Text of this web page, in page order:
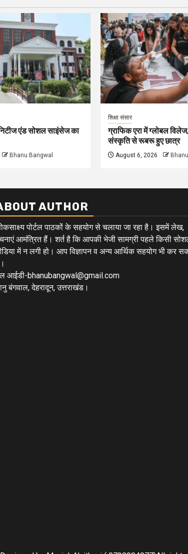
एंड सोशल साइंसेज का
Bhanu Bangwal
शिक्षा संसार
ग्राफिक एरा में ग्लोबल
संस्कृति से रूबरू हुए छात्र
August 6, 2026
AUTHOR
पोर्टल पाठकों के सहयोग से चलाया जा रहा है। इसमें लेख,
आमंत्रित हैं। शर्त है कि आपकी भेजी सामग्री पहले किसी
में न लगी हो। आप विज्ञापन व अन्य आर्थिक सहयोग भी कर
आईडी-bhanubangwal@gmail.com
बंगवाल, देहरादून, उत्तराखंड।